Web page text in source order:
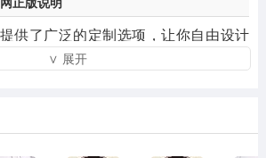
供了广泛的定制选项，让你自由设计
色。从发型、服装、配饰到武器，都
发型:游戏中有上千种不同的服装、发
∨ 展开